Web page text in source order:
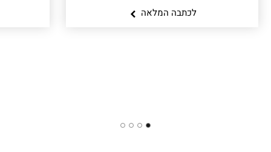
לכתבה המלאה
1
2
3
4